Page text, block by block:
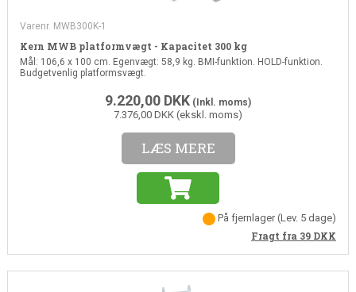
Varenr. MWB300K-1
Kern MWB platformvægt - Kapacitet 300 kg
Mål: 106,6 x 100 cm. Egenvægt: 58,9 kg. BMI-funktion. HOLD-funktion.
Budgetvenlig platformsvægt.
9.220,00 DKK (Inkl. moms)
7.376,00 DKK (ekskl. moms)
LÆS MERE
På fjernlager(Lev. 5 dage)
Fragt fra 39 DKK